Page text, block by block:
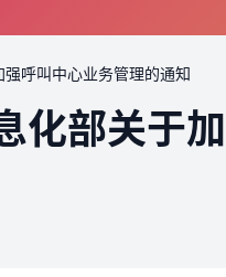
呼叫中心业务管理的通知
化部关于